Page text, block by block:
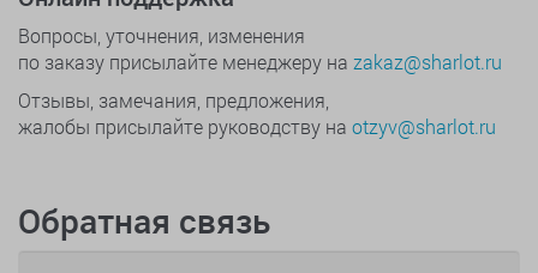
Вопросы, уточнения, изменения
по заказу присылайте менеджеру на zakaz@sharlot.ru
Отзывы, замечания, предложения,
жалобы присылайте руководству на otzyv@sharlot.ru
Обратная связь